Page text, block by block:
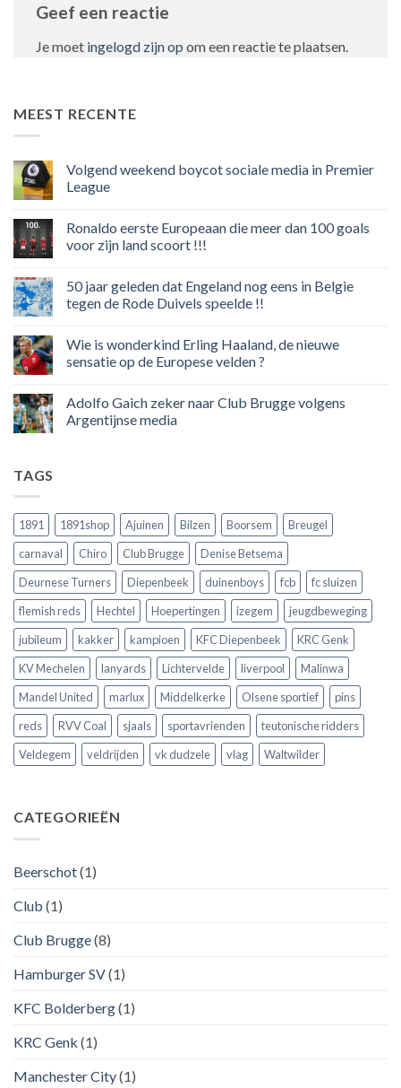
Geef een reactie
Je moet ingelogd zijn op om een reactie te plaatsen.
MEEST RECENTE
Volgend weekend boycot sociale media in Premier
League
op
weekend
media
in
Premier
Ronaldo eerste Europeaan die meer dan 100 goals
voor zijn land scoort !!!
op
Ronaldo
eerste
meer
100
zijn
land
scoort
50 jaar geleden dat Engeland nog eens in Belgie
tegen de Rode Duivels speelde !!
op
jaar
Engeland
nog
eens
!!
Wie is wonderkind Erling Haaland, de nieuwe
sensatie op de Europese velden ?
op
Wie
is
de
Europese
velden
Adolfo Gaich zeker naar Club Brugge volgens
Argentijnse media
Club
Brugge
volgens
Argentijnse
media
TAGS
1891 1891shop Ajuinen Bilzen Boorsem
Breugel
carnaval
Chiro Club Brugge
Denise Betsema
Deurnese Turners
Diepenbeek duinenboys fcb
fc sluizen
flemish reds
Hechtel Hoepertingen izegem
jeugdbeweging
jubileum
kakker kampioen KFC Diepenbeek
KRC Genk
KV Mechelen
lanyards Lichtervelde liverpool
Malinwa
Mandel United
marlux Middelkerke Olsene sportief
pins
reds
RVV Coal sjaals sportavrienden
teutonische ridders
Veldegem
veldrijden vk dudzele vlag Waltwilder
CATEGORIEËN
Beerschot(1)
Club (1)
Club Brugge(8)
Hamburger SV(1)
KFC Bolderberg(1)
KRC Genk (1)
Manchester City(1)